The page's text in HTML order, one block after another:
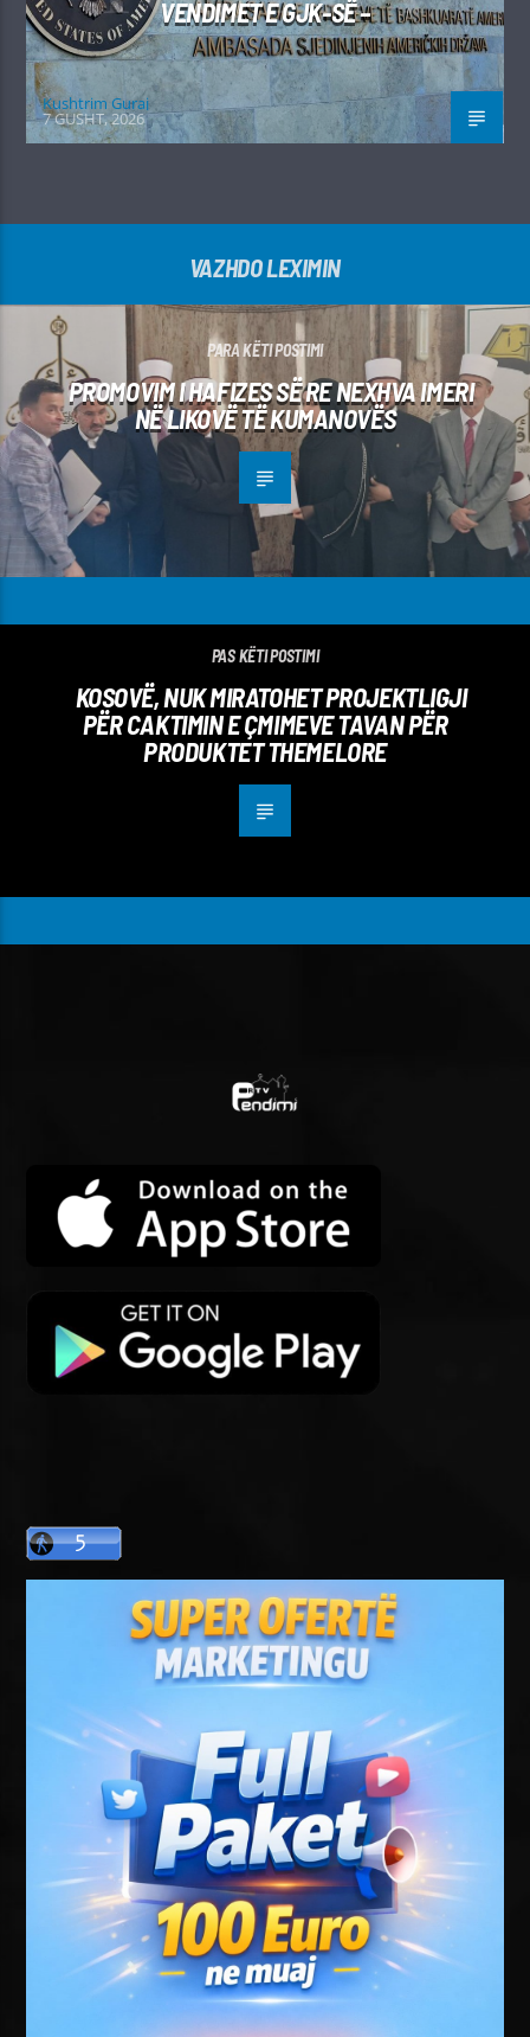
VENDIMET E GJK-SË –
Kushtrim Guraj
7 GUSHT, 2026
VAZHDO LEXIMIN
PARA KËTI POSTIMI
PROMOVIM I HAFIZES SË RE NEXHVA IMERI
NË LIKOVË TË KUMANOVËS
PAS KËTI POSTIMI
KOSOVË, NUK MIRATOHET PROJEKTLIGJI
PËR CAKTIMIN E ÇMIMEVE TAVAN PËR
PRODUKTET THEMELORE